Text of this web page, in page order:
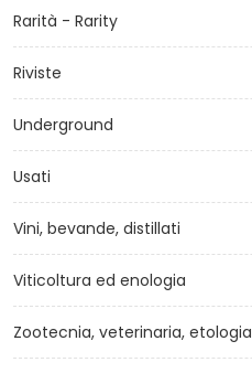
Rarità - Rarity
Riviste
Underground
Usati
Vini, bevande, distillati
Viticoltura ed enologia
Zootecnia, veterinaria, etologia